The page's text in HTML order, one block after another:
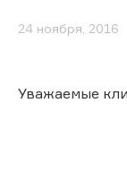
24 ноября, 2016
Уважаемые